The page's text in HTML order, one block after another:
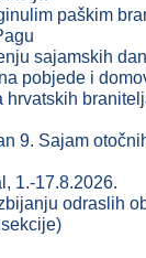
paškim
sajamskih
pobjede i
hrvatskih
9. Sajam
1.-17.8.2026.
odraslih